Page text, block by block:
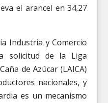
el arancel en 34,27
Industria y Comercio
solicitud de la Liga
de Azúcar (LAICA)
nacionales, y
es un mecanismo